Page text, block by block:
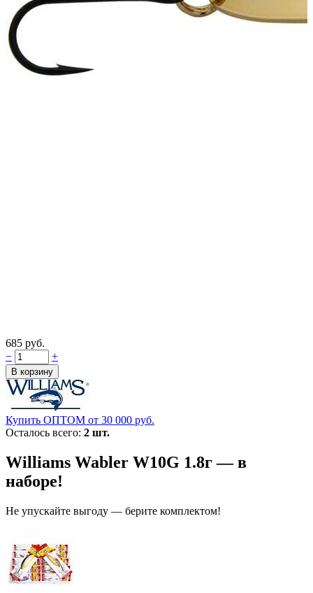
685 руб.
−
+
Купить ОПТОМ от 30 000 руб.
Осталось всего: 2 шт.
Williams Wabler W10G 1.8г — в
наборе!
Не упускайте выгоду — берите комплектом!